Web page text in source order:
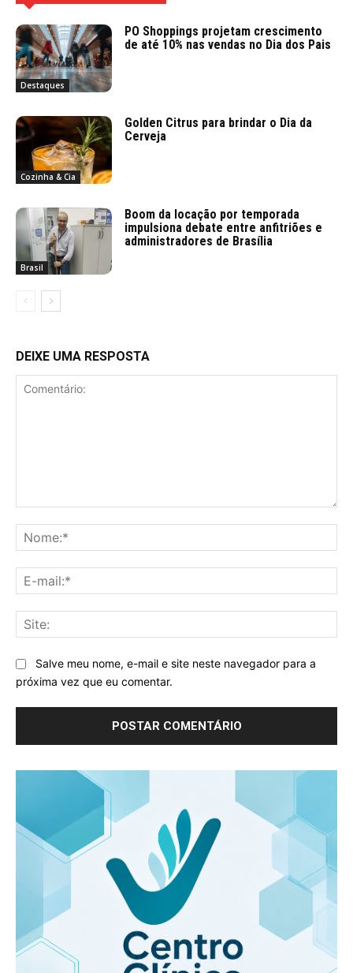
Destaques
PO Shoppings projetam crescimento
de até 10% nas vendas no Dia dos Pais
Cozinha & Cia
Golden Citrus para brindar o Dia da
Cerveja
Brasil
Boom da locação por temporada
impulsiona debate entre anfitriões e
administradores de Brasília
DEIXE UMA RESPOSTA
Salve meu nome, e-mail e site neste navegador para a
próxima vez que eu comentar.